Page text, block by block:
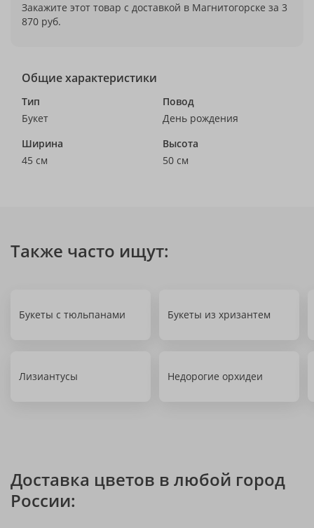
Закажите этот товар с доставкой в Магнитогорске за 3
870 руб.
Общие характеристики
Тип
Букет
Повод
День рождения
Ширина
45 см
Высота
50 см
Также часто ищут:
Букеты с тюльпанами Букеты из хризантем
Лизиантусы Недорогие орхидеи
Доставка цветов в любой город
России: